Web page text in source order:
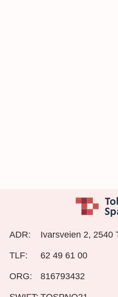
ADR: Ivarsveien 2, 2540
TLF: 62 49 61 00
ORG: 816793432